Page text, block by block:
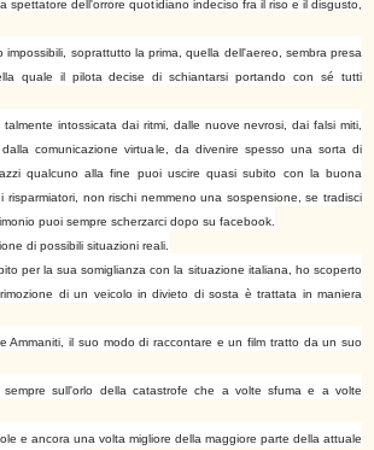
spettatore dell'orrore quotidiano indeciso fra il riso e il disgusto,
soprattutto la prima, quella dell'aereo, sembra presa
quale il pilota decise di schiantarsi portando con sé tutti
intossicata dai ritmi, dalle nuove nevrosi, dai falsi miti,
comunicazione virtuale, da divenire spesso una sorta di
qualcuno alla fine puoi uscire quasi subito con la buona
risparmiatori, non rischi nemmeno una sospensione, se tradisci
puoi sempre scherzarci dopo su facebook.
di possibili situazioni reali.
per la sua somiglianza con la situazione italiana, ho scoperto
di un veicolo in divieto di sosta è trattata in maniera
Ammaniti, il suo modo di raccontare e un film tratto da un suo
sempre sull'orlo della catastrofe che a volte sfuma e a volte
e ancora una volta migliore della maggiore parte della attuale